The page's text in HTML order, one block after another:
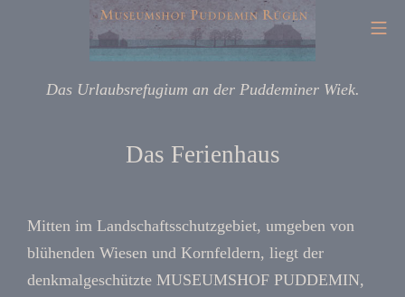
Das Urlaubsrefugium an der Puddeminer Wiek.
Das Ferienhaus
Mitten im Landschaftsschutzgebiet, umgeben von
blühenden Wiesen und Kornfeldern, liegt der
denkmalgeschützte MUSEUMSHOF PUDDEMIN,